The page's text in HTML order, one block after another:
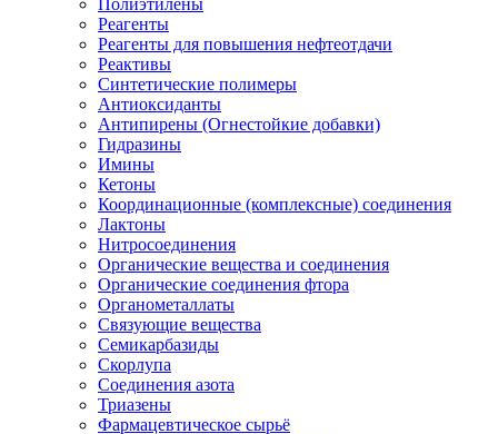
Полиэтилены
Реагенты
Реагенты для повышения нефтеотдачи
Реактивы
Синтетические полимеры
Антиоксиданты
Антипирены (Огнестойкие добавки)
Гидразины
Имины
Кетоны
Координационные (комплексные) соединения
Лактоны
Нитросоединения
Органические вещества и соединения
Органические соединения фтора
Органометаллаты
Связующие вещества
Семикарбазиды
Скорлупа
Соединения азота
Триазены
Фармацевтическое сырьё